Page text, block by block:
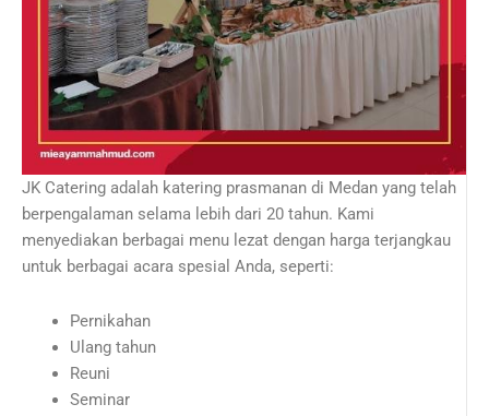
JK Catering adalah katering prasmanan di Medan yang telah
berpengalaman selama lebih dari 20 tahun. Kami
menyediakan berbagai menu lezat dengan harga terjangkau
untuk berbagai acara spesial Anda, seperti:
Pernikahan
Ulang tahun
Reuni
Seminar